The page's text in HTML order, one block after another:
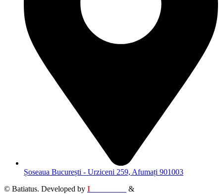
Șoseaua București - Urziceni 259, Afumați 901003
© Batiatus. Developed by I &